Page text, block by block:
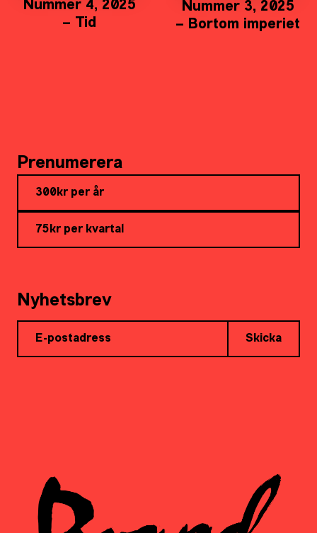
Nummer 4, 2025
– Tid
Nummer 3, 2025
– Bortom imperiet
Prenumerera
300kr per år
75kr per kvartal
Nyhetsbrev
Skicka